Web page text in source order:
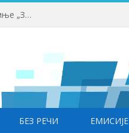
Млади аниматори из више земаља стижу у Врање – почиње „Златни пуж“
БЕЗ РЕЧИ ЕМИСИЈЕ